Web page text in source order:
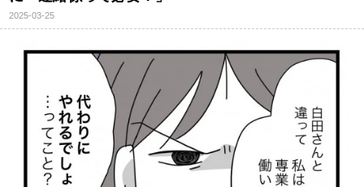
2025-03-25